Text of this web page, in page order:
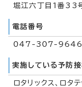
堀江六丁目1番33
電話番号
047-307-9646
実施している予防
ロタリックス、ロタ